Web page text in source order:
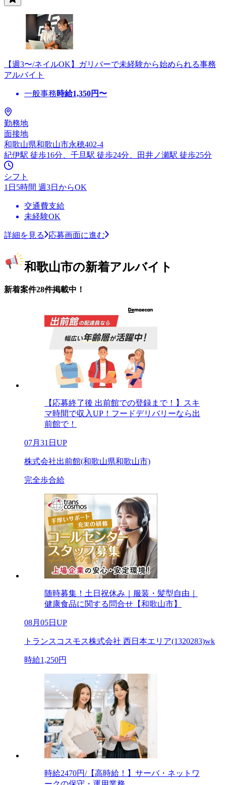
【週3〜/ネイルOK】ガリバーで未経験から始められる事務
アルバイト
一般事務時給1,350円〜
勤務地
面接地
和歌山県和歌山市永穂402-4
紀伊駅 徒歩16分、千旦駅 徒歩24分、田井ノ瀬駅 徒歩25分
シフト
1日5時間 週3日からOK
交通費支給
未経験OK
詳細を見る 応募画面に進む
和歌山市の新着アルバイト
新着案件28件掲載中！
【応募終了後 出前館での登録まで！】スキ
マ時間で収入UP！フードデリバリーなら出
前館で！
07月31日UP
株式会社出前館(和歌山県和歌山市)
完全歩合給
随時募集！土日祝休み｜服装・髪型自由｜
健康食品に関する問合せ【和歌山市】
08月05日UP
トランスコスモス株式会社 西日本エリア(1320283)wk
時給1,250円
時給2470円/【高時給！】サーバ・ネットワ